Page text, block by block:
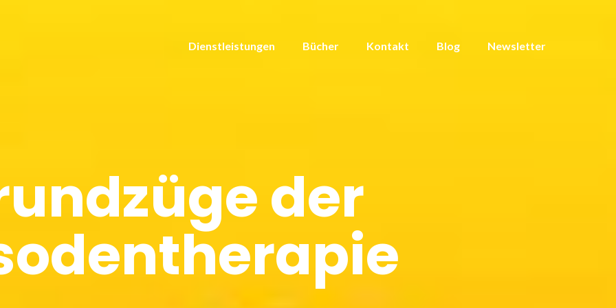
Dienstleistungen Bücher Kontakt Blog Newsletter
der